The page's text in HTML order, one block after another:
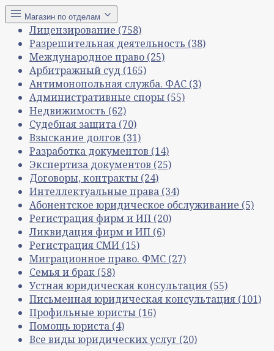
Магазин по отделам
Лицензирование (758)
Разрешительная деятельность (38)
Международное право (25)
Арбитражный суд (165)
Антимонопольная служба. ФАС (3)
Административные споры (55)
Недвижимость (62)
Судебная защита (70)
Взыскание долгов (31)
Разработка документов (14)
Экспертиза документов (25)
Договоры, контракты (24)
Интеллектуальные права (34)
Абонентское юридическое обслуживание (5)
Регистрация фирм и ИП (20)
Ликвидация фирм и ИП (6)
Регистрация СМИ (15)
Миграционное право. ФМС (27)
Семья и брак (58)
Устная юридическая консультация (55)
Письменная юридическая консультация (101)
Профильные юристы (16)
Помощь юриста (4)
Все виды юридических услуг (20)